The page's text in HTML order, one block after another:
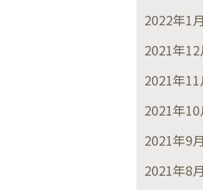
2022年1月
2021年12
2021年11
2021年10
2021年9月
2021年8月